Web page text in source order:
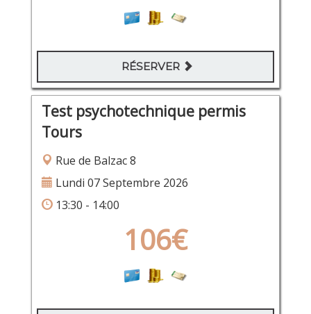
RÉSERVER
Test psychotechnique permis
Tours
Rue de Balzac 8
Lundi 07 Septembre 2026
13:30 - 14:00
106€